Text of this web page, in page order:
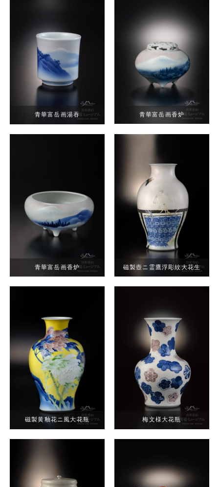
青華富岳画湯吞 青華富岳画香炉
青華富岳画香炉 磁製壺ニ霊鷹浮彫紋大花生
磁製黄釉花ニ風大花瓶 梅文様大花瓶